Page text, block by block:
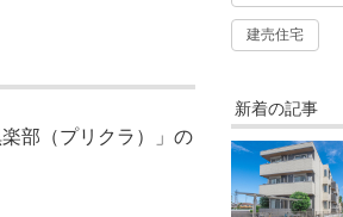
部（プリクラ）」の
建売住宅
新着の記事